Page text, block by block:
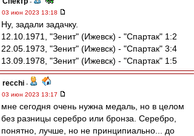
-
03 июн 2023 13:18
Ну, задали задачку.
12.10.1971, "Зенит" (Ижевск) - "Спартак" 1:2
22.05.1973, "Зенит" (Ижевск) - "Спартак" 3:4
13.09.1978, "Зенит" (Ижевск) - "Спартак" 1:5
recchi -
03 июн 2023 13:17
мне сегодня очень нужна медаль, но в целом
без разницы серебро или бронза. Серебро,
понятно, лучше, но не принципиально... до